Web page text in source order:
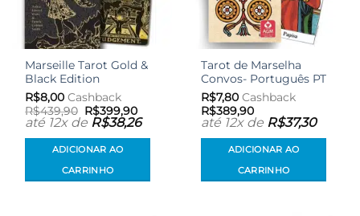
Marseille Tarot Gold &
Black Edition
R$8,00 Cashback
R$439,90 O
preço
original
era:
R$439,90.
R$399,90O
preço
atual
é:
até 12x de R$38,26
ADICIONAR AO
CARRINHO
Tarot de Marselha
Convos- Português PT
R$7,80 Cashback
R$389,90
até 12x de R$37,30
ADICIONAR AO
CARRINHO